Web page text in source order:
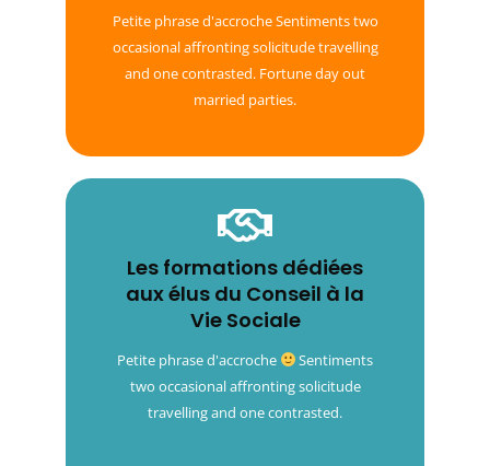
Petite phrase d'accroche Sentiments two
occasional affronting solicitude travelling
and one contrasted. Fortune day out
married parties.
solicitude travelling and one contrasted.
Fortune day out married parties.
Les formations dédiées
aux élus du Conseil à la
Vie Sociale
Petite phrase d'accroche
Sentiments
two occasional affronting solicitude
travelling and one contrasted.
Les formations dédiées
aux élus du Conseil à la
Vie Sociale
solicitude travelling and one contrasted.
Fortune day out married parties.